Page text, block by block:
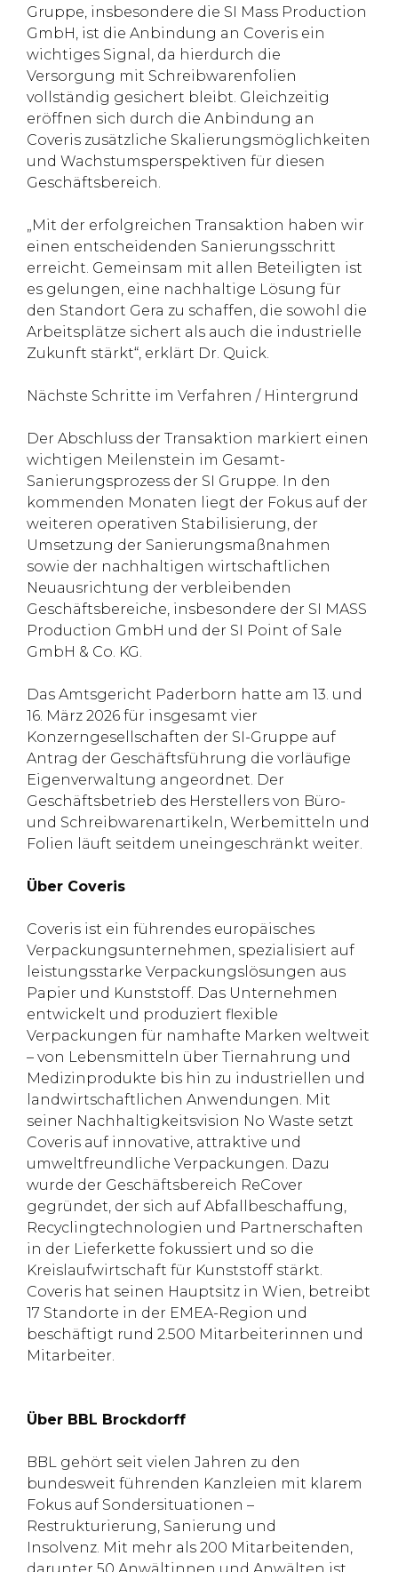
Gruppe, insbesondere die SI Mass Production
GmbH, ist die Anbindung an Coveris ein
wichtiges Signal, da hierdurch die
Versorgung mit Schreibwarenfolien
vollständig gesichert bleibt. Gleichzeitig
eröffnen sich durch die Anbindung an
Coveris zusätzliche Skalierungsmöglichkeiten
und Wachstumsperspektiven für diesen
Geschäftsbereich.
„Mit der erfolgreichen Transaktion haben wir
einen entscheidenden Sanierungsschritt
erreicht. Gemeinsam mit allen Beteiligten ist
es gelungen, eine nachhaltige Lösung für
den Standort Gera zu schaffen, die sowohl die
Arbeitsplätze sichert als auch die industrielle
Zukunft stärkt“, erklärt Dr. Quick.
Nächste Schritte im Verfahren / Hintergrund
Der Abschluss der Transaktion markiert einen
wichtigen Meilenstein im Gesamt-
Sanierungsprozess der SI Gruppe. In den
kommenden Monaten liegt der Fokus auf der
weiteren operativen Stabilisierung, der
Umsetzung der Sanierungsmaßnahmen
sowie der nachhaltigen wirtschaftlichen
Neuausrichtung der verbleibenden
Geschäftsbereiche, insbesondere der SI MASS
Production GmbH und der SI Point of Sale
GmbH & Co. KG.
Das Amtsgericht Paderborn hatte am 13. und
16. März 2026 für insgesamt vier
Konzerngesellschaften der SI-Gruppe auf
Antrag der Geschäftsführung die vorläufige
Eigenverwaltung angeordnet. Der
Geschäftsbetrieb des Herstellers von Büro-
und Schreibwarenartikeln, Werbemitteln und
Folien läuft seitdem uneingeschränkt weiter.
Über Coveris
Coveris ist ein führendes europäisches
Verpackungsunternehmen, spezialisiert auf
leistungsstarke Verpackungslösungen aus
Papier und Kunststoff. Das Unternehmen
entwickelt und produziert flexible
Verpackungen für namhafte Marken weltweit
– von Lebensmitteln über Tiernahrung und
Medizinprodukte bis hin zu industriellen und
landwirtschaftlichen Anwendungen. Mit
seiner Nachhaltigkeitsvision No Waste setzt
Coveris auf innovative, attraktive und
umweltfreundliche Verpackungen. Dazu
wurde der Geschäftsbereich ReCover
gegründet, der sich auf Abfallbeschaffung,
Recyclingtechnologien und Partnerschaften
in der Lieferkette fokussiert und so die
Kreislaufwirtschaft für Kunststoff stärkt.
Coveris hat seinen Hauptsitz in Wien, betreibt
17 Standorte in der EMEA-Region und
beschäftigt rund 2.500 Mitarbeiterinnen und
Mitarbeiter.
Über BBL Brockdorff
BBL gehört seit vielen Jahren zu den
bundesweit führenden Kanzleien mit klarem
Fokus auf Sondersituationen –
Restrukturierung, Sanierung und
Insolvenz. Mit mehr als 200 Mitarbeitenden,